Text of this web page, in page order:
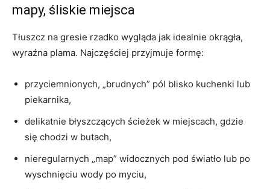
mapy, śliskie miejsca
Tłuszcz na gresie rzadko wygląda jak idealnie okrągła,
wyraźna plama. Najczęściej przyjmuje formę:
przyciemnionych, „brudnych” pól blisko kuchenki lub
piekarnika,
delikatnie błyszczących ścieżek w miejscach, gdzie
się chodzi w butach,
nieregularnych „map” widocznych pod światło lub po
wyschnięciu wody po myciu,